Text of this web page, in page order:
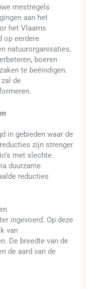
mestregels
aan het
het Vlaams
op eerdere
natuurorganisaties,
boeren
te beëindigen.
de
in gebieden waar de
zijn strenger
met slechte
duurzame
reducties
ingevoerd. Op deze
van
De breedte van de
de aard van de